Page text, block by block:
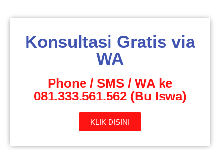
Konsultasi Gratis via
WA
Phone / SMS / WA ke
081.333.561.562 (Bu Iswa)
KLIK DISINI